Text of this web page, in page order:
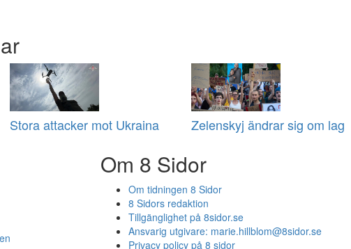
Stora attacker mot Ukraina Zelenskyj ändrar sig om lag
Om 8 Sidor
Om tidningen 8 Sidor
8 Sidors redaktion
Tillgänglighet på 8sidor.se
Ansvarig utgivare: marie.hillblom@8sidor.se
Privacy policy på 8 sidor